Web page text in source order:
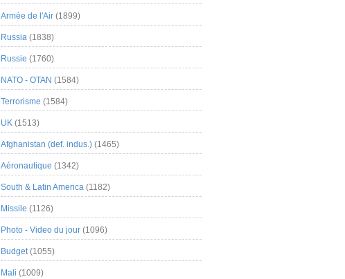
Armée de l'Air (1899)
Russia (1838)
Russie (1760)
NATO - OTAN (1584)
Terrorisme (1584)
UK (1513)
Afghanistan (def. indus.) (1465)
Aéronautique (1342)
South & Latin America (1182)
Missile (1126)
Photo - Video du jour (1096)
Budget(1055)
Mali (1009)